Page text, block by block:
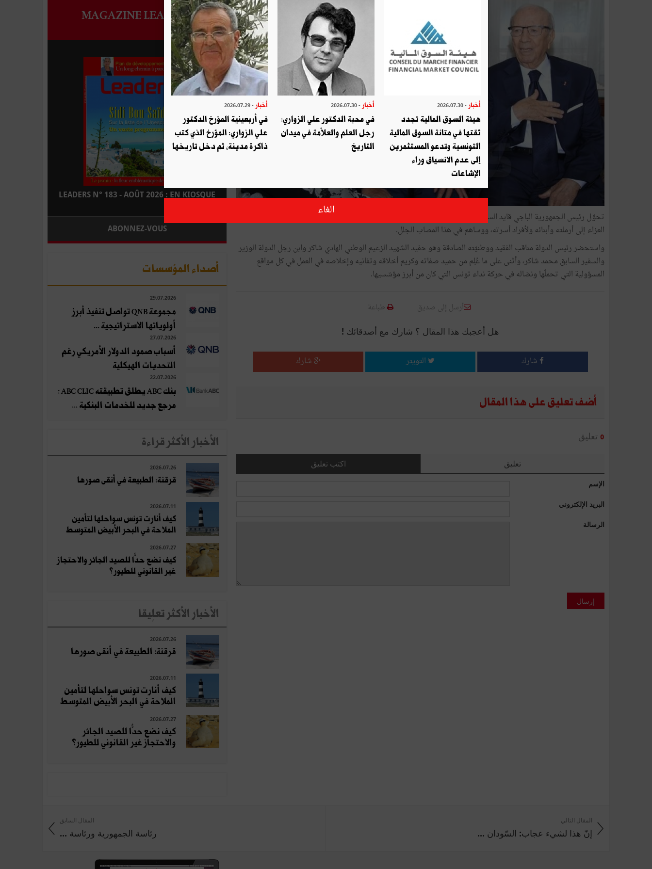
تحوّل رئيس الجمهورية الباجي قايد السبسي ظهر يوم الاثنين 9 أكتوبر 2017 الى منزل الفقيد سليم شاكر بسكّرة حيث قدّم
العزاء إلى أرملته وأبنائه ولأفراد أسرته، ووساهم في هذا المصاب الجلل.
واستحضر رئيس الدولة مناقب الفقيد ووطنيّته الصادقة وهو حفيد الشهيد الزعيم الوطني الهادي شاكر وابن رجل الدولة الوزير
والسفير السابق محمد شاكر، وأثنى على ما عُلِم من حميد صفاته وكريم أخلاقه وتفانيه وإخلاصه في العمل في كل مواقع
المسؤولية التي تحملّها ونضاله في حركة نداء تونس التي كان من أبرز مؤسّسيها.
أرسل إلى صديق طباعة
هل أعجبك هذا المقال ؟ شارك مع أصدقائك !
شارك التويتر شارك
أضف تعليق على هذا المقال
0 تعليق
اكتب تعليق تعليق
الإسم
البريد الإلكتروني
الرسالة
إرسال
MAGAZINE LEADERS
LEADERS N° 183 - AOÛT 2026 : EN KIOSQUE
ABONNEZ-VOUS
أصداء المؤسسات
29.07.2026
مجموعة QNB تواصل تنفيذ أبرز
أولوياتها الاستراتيجية ...
27.07.2026
أسباب صمود الدولار الأمريكي رغم
التحديات الهيكلية
22.07.2026
بنك ABC يطلق تطبيقته ABC CLIC :
مرجع جديد للخدمات البنكية ...
الأخبار الأكثر قراءة
2026.07.26
قرقنة: الطبيعة في أنقى صورها
2026.07.11
كيف أنارت تونس سواحلها لتأمين
الملاحة في البحر الأبيض المتوسط
2026.07.27
كيف نضع حدًّا للصيد الجائر والاحتجاز
غير القانوني للطيور؟
الأخبار الأكثر تعلِيقا
2026.07.26
قرقنة: الطبيعة في أنقى صورها
2026.07.11
كيف أنارت تونس سواحلها لتأمين
الملاحة في البحر الأبيض المتوسط
2026.07.27
كيف نضع حدًّا للصيد الجائر
والاحتجاز غير القانوني للطيور؟
المقال السابق
رئاسة الجمهورية ورئاسة ...
المقال التالي
إنّ هذا لشيء عجاب: السّودان ...
أخبار - 2026.07.30
هيئة السوق المالية تجدد
ثقتها في متانة السوق المالية
التونسية وتدعو المستثمرين
إلى عدم الانسياق وراء
الإشاعات
أخبار - 2026.07.30
في محبة الدكتور علي الزواري:
رجل العلم والعلاّمة في ميدان
التاريخ
أخبار - 2026.07.29
في أربعينية المؤرخ الدكتور
علي الزواري: المؤرخ الذي كتب
ذاكرة مدينة، ثم دخل تاريخها
الغاء